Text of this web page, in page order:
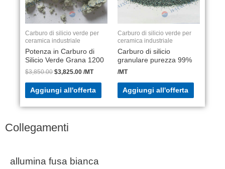
Carburo di silicio verde per
ceramica industriale
Potenza in Carburo di
Silicio Verde Grana 1200
$3,850.00 $3,825.00 /MT
Aggiungi all'offerta
Carburo di silicio verde per
ceramica industriale
Carburo di silicio
granulare purezza 99%
/MT
Aggiungi all'offerta
Collegamenti
allumina fusa bianca